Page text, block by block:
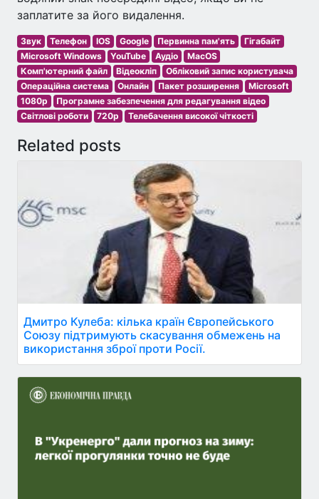
заплатите за його видалення.
Звук Телефон IOS Google Первинна пам'ять
Гігабайт
Microsoft Windows
YouTube Аудіо
MacOS
Комп'ютерний файл
Відеокліп
Обліковий запис користувача
Операційна система
Онлайн Пакет розширення
Microsoft
1080p
Програмне забезпечення для редагування відео
Світлові роботи
720p Телебачення високої чіткості
Related posts
Дмитро Кулеба: кілька країн Європейського
Союзу підтримують скасування обмежень на
використання зброї проти Росії.